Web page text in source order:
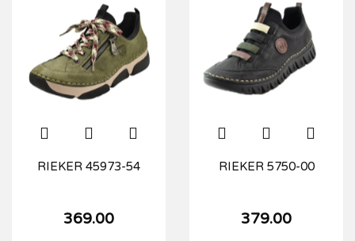
RIEKER 45973-54
369.00
RIEKER 5750-00
379.00